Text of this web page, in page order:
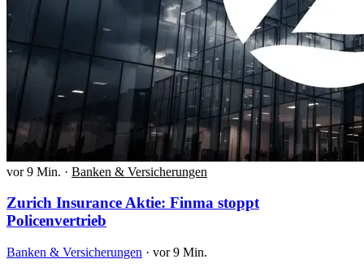
vor 9 Min. · Banken & Versicherungen
Zurich Insurance Aktie: Finma stoppt
Policenvertrieb
Banken & Versicherungen · vor 9 Min.